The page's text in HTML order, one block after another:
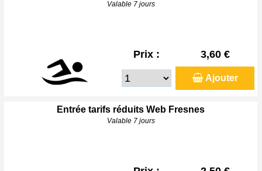
Valable 7 jours
Prix : 3,60 €
Ajouter
Entrée tarifs réduits Web Fresnes
Valable 7 jours